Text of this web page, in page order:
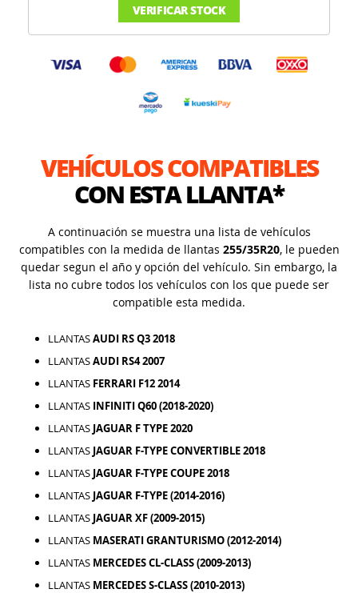
VERIFICAR STOCK
VEHÍCULOS COMPATIBLES
CON ESTA LLANTA*
A continuación se muestra una lista de vehículos
compatibles con la medida de llantas 255/35R20, le pueden
quedar segun el año y opción del vehículo. Sin embargo, la
lista no cubre todos los vehículos con los que puede ser
compatible esta medida.
LLANTASAUDI RS Q3 2018
LLANTASAUDI RS4 2007
LLANTAS FERRARI F12 2014
LLANTAS INFINITI Q60 (2018-2020)
LLANTAS JAGUAR F TYPE 2020
LLANTAS JAGUAR F-TYPE CONVERTIBLE 2018
LLANTAS JAGUAR F-TYPE COUPE 2018
LLANTAS JAGUAR F-TYPE (2014-2016)
LLANTAS JAGUAR XF (2009-2015)
LLANTAS MASERATI GRANTURISMO (2012-2014)
LLANTAS MERCEDES CL-CLASS (2009-2013)
LLANTAS MERCEDES S-CLASS (2010-2013)